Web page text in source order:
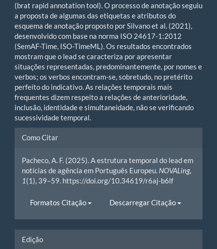
(brat rapid annotation tool). O processo de anotação seguiu
a proposta de algumas das etiquetas e atributos do
esquema de anotação proposto por Silvano et al. (2021),
desenvolvido com base na norma ISO 24617-1:2012
(SemAF-Time, ISO-TimeML). Os resultados encontrados
mostram que o lead se caracteriza por apresentar
situações representadas, predominantemente, por nomes e
verbos; os verbos encontram-se, sobretudo, no pretérito
perfeito do indicativo. As relações temporais mais
frequentes dizem respeito a relações de anterioridade,
inclusão, identidade e simultaneidade, não se verificando
sucessividade temporal.
Article
Details
Como Citar
Pacheco, A. F. (2025). A estrutura temporal do lead em
notícias de agência em Português Europeu. NOVALing,
1(1), 39–59. https://doi.org/10.34619/r6aj-b6lf
Formatos Citação Descarregar Citação
Edição